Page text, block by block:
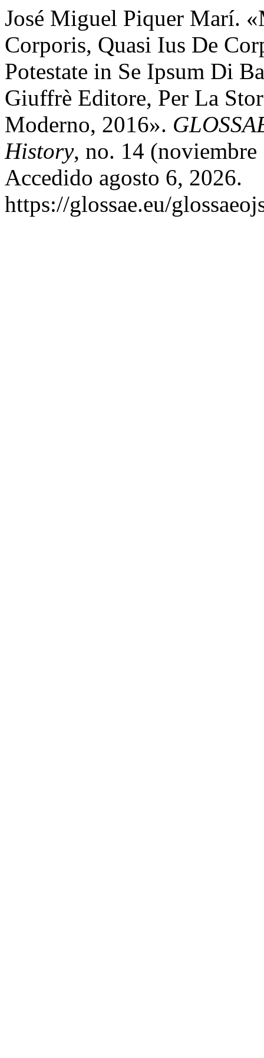
José Miguel Piquer Marí.
Corporis, Quasi Ius De
Potestate in Se Ipsum Di
Giuffrè Editore, Per La
Moderno, 2016».
History, no. 14
Accedido agosto 6, 2026.
https://glossae.eu/